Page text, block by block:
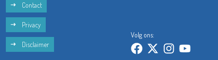
Contact
Privacy
Disclaimer
Volg ons: